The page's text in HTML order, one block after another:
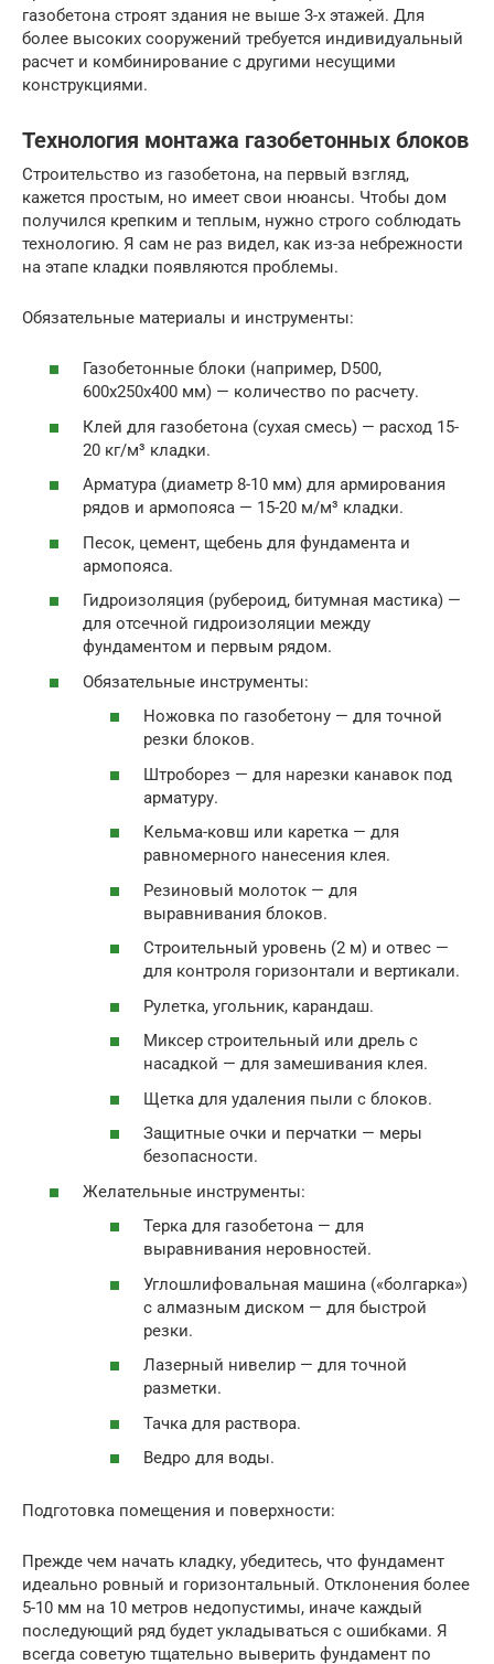
газобетона строят здания не выше 3-х этажей. Для
более высоких сооружений требуется индивидуальный
расчет и комбинирование с другими несущими
конструкциями.
Технология монтажа газобетонных блоков
Строительство из газобетона, на первый взгляд,
кажется простым, но имеет свои нюансы. Чтобы дом
получился крепким и теплым, нужно строго соблюдать
технологию. Я сам не раз видел, как из-за небрежности
на этапе кладки появляются проблемы.
Обязательные материалы и инструменты:
Газобетонные блоки (например, D500,
600х250х400 мм) — количество по расчету.
Клей для газобетона (сухая смесь) — расход 15-
20 кг/м³ кладки.
Арматура (диаметр 8-10 мм) для армирования
рядов и армопояса — 15-20 м/м³ кладки.
Песок, цемент, щебень для фундамента и
армопояса.
Гидроизоляция (рубероид, битумная мастика) —
для отсечной гидроизоляции между
фундаментом и первым рядом.
Обязательные инструменты:
Ножовка по газобетону — для точной
резки блоков.
Штроборез — для нарезки канавок под
арматуру.
Кельма-ковш или каретка — для
равномерного нанесения клея.
Резиновый молоток — для
выравнивания блоков.
Строительный уровень (2 м) и отвес —
для контроля горизонтали и вертикали.
Рулетка, угольник, карандаш.
Миксер строительный или дрель с
насадкой — для замешивания клея.
Щетка для удаления пыли с блоков.
Защитные очки и перчатки — меры
безопасности.
Желательные инструменты:
Терка для газобетона — для
выравнивания неровностей.
Углошлифовальная машина («болгарка»)
с алмазным диском — для быстрой
резки.
Лазерный нивелир — для точной
разметки.
Тачка для раствора.
Ведро для воды.
Подготовка помещения и поверхности:
Прежде чем начать кладку, убедитесь, что фундамент
идеально ровный и горизонтальный. Отклонения более
5-10 мм на 10 метров недопустимы, иначе каждый
последующий ряд будет укладываться с ошибками. Я
всегда советую тщательно выверить фундамент по